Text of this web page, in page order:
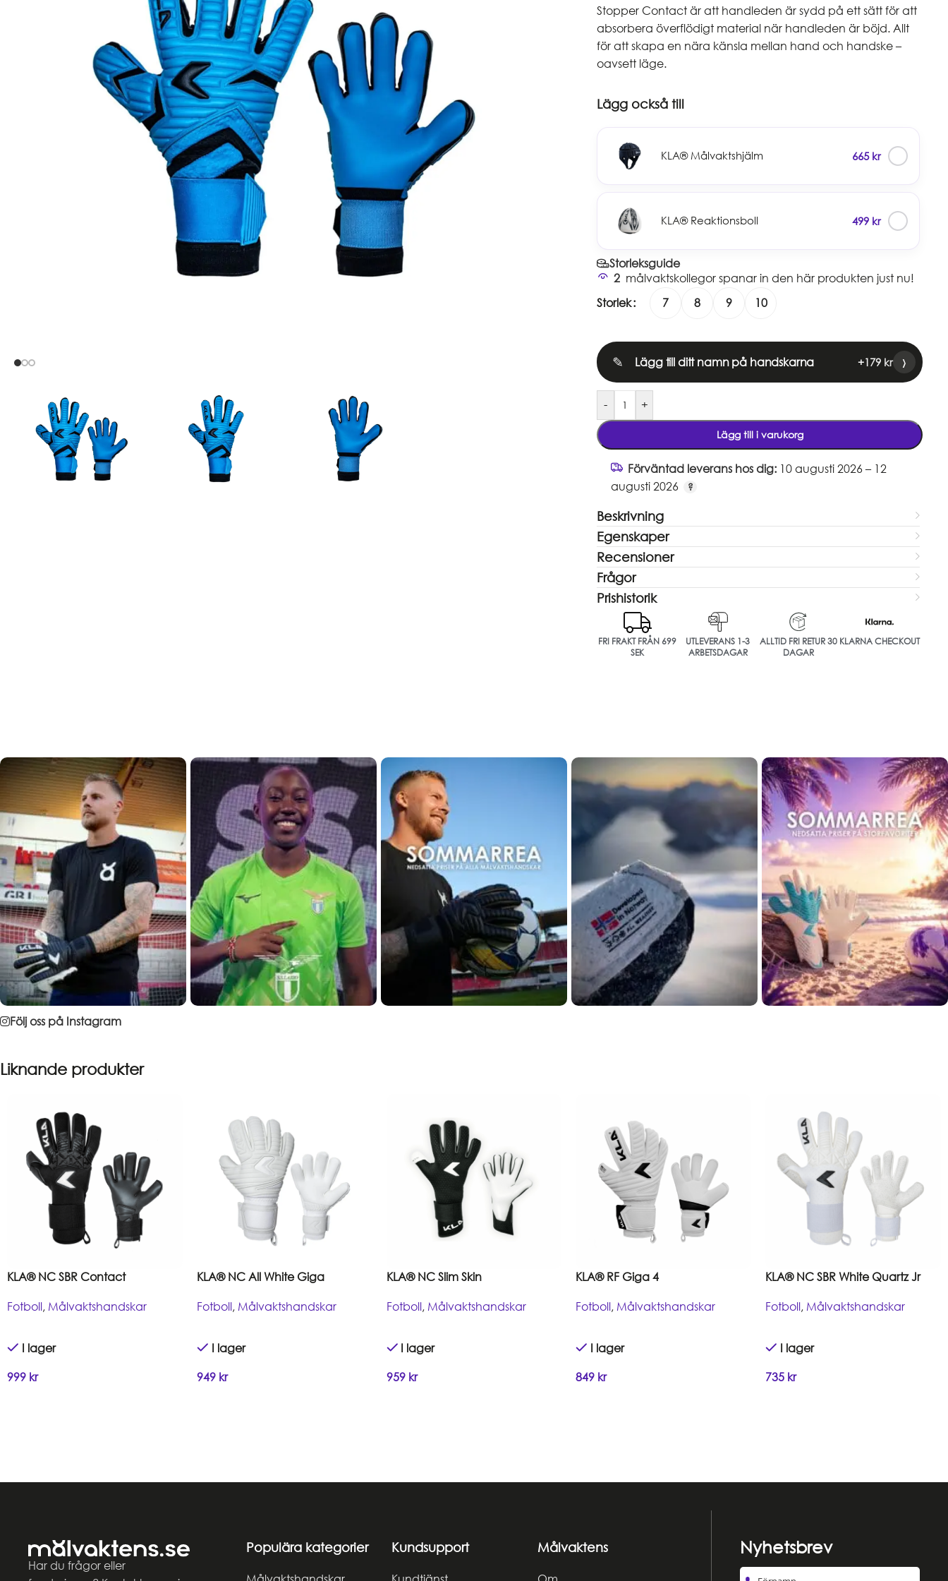
Stopper Contact är att handleden är sydd på ett sätt för att
absorbera överflödigt material när handleden är böjd. Allt
för att skapa en nära känsla mellan hand och handske –
oavsett läge.
Lägg också till
KLA® Målvaktshjälm 665 kr
KLA® Reaktionsboll 499 kr
Storleksguide
2 målvaktskollegor spanar in den här produkten just nu!
Storlek
7 8 9 10
✎ Lägg till ditt namn på handskarna +179 kr ›
- +
Lägg till i varukorg
Förväntad leverans hos dig: 10 augusti 2026 – 12
augusti 2026
Beskrivning
Egenskaper
Recensioner
Frågor
Prishistorik
FRI FRAKT FRÅN 699
SEK
UTLEVERANS 1-3
ARBETSDAGAR
ALLTID FRI RETUR 30
DAGAR
KLARNA CHECKOUT
Följ oss på Instagram
Liknande produkter
KLA® NC SBR Contact
Fotboll, Målvaktshandskar
I lager
999 kr
KLA® NC All White Giga
Fotboll, Målvaktshandskar
I lager
949 kr
KLA® NC Slim Skin
Fotboll, Målvaktshandskar
I lager
959 kr
KLA® RF Giga 4
Fotboll, Målvaktshandskar
I lager
849 kr
KLA® NC SBR White Quartz Jr
Fotboll, Målvaktshandskar
I lager
735 kr
Har du frågor eller
Populära kategorier Kundsupport Målvaktens Nyhetsbrev